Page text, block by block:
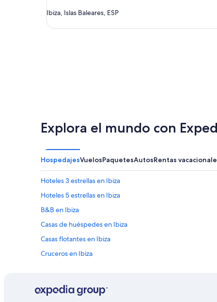
Ibiza, Islas Baleares, ESP
Explora el mundo con
HospedajesVuelosPaquetesAutosRentas
Hoteles 3 estrellas en Ibiza
Hoteles 5 estrellas en Ibiza
B&B en Ibiza
Casas de huéspedes en Ibiza
Casas flotantes en Ibiza
Cruceros en Ibiza
Hoteles con concierge en Ibiza